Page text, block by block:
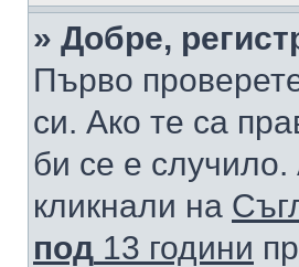
» Добре,
Първо
си. Ако те са
би се е
кликнали на
под 13 години